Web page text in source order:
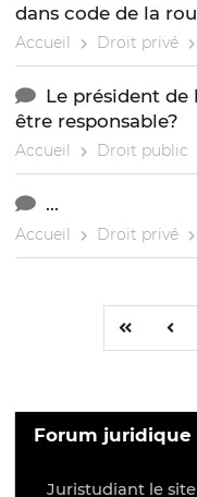
dans code de la
Accueil Droit privé
Le président
être responsable?
Accueil Droit public
...
Accueil Droit privé
Forum juridique
Juristudiant le site